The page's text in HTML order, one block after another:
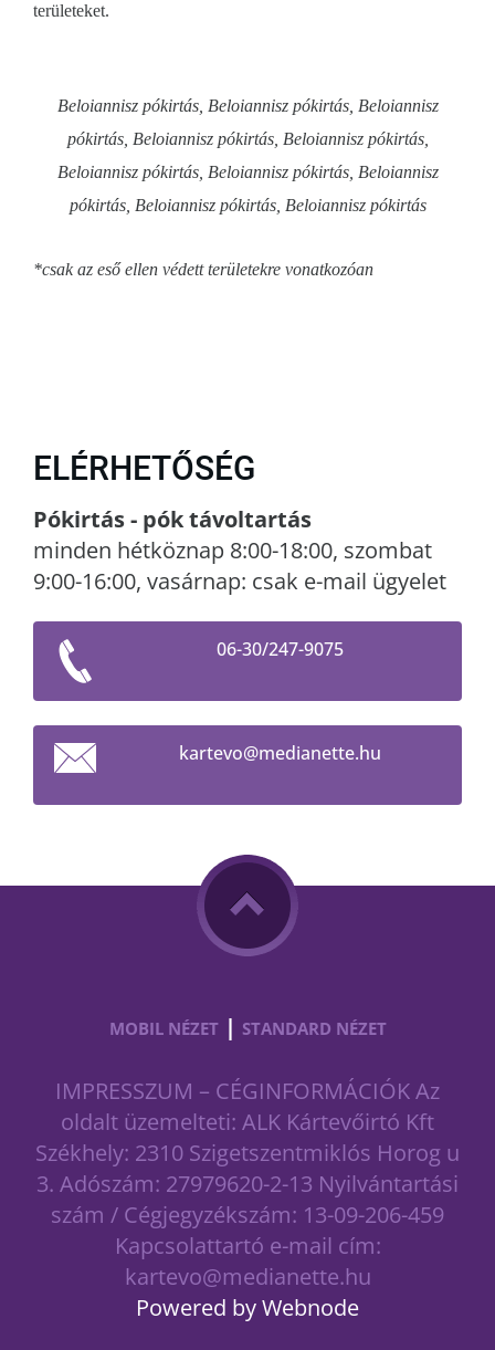
területeket.
Beloiannisz pókirtás, Beloiannisz pókirtás, Beloiannisz
pókirtás, Beloiannisz pókirtás, Beloiannisz pókirtás,
Beloiannisz pókirtás, Beloiannisz pókirtás, Beloiannisz
pókirtás, Beloiannisz pókirtás, Beloiannisz pókirtás
*csak az eső ellen védett területekre vonatkozóan
ELÉRHETŐSÉG
Pókirtás - pók távoltartás
minden hétköznap 8:00-18:00, szombat
9:00-16:00, vasárnap: csak e-mail ügyelet
06-30/247-9075
kartevo@medianette.hu
MOBIL NÉZET | STANDARD NÉZET
IMPRESSZUM – CÉGINFORMÁCIÓK Az
oldalt üzemelteti: ALK Kártevőirtó Kft
Székhely: 2310 Szigetszentmiklós Horog u
3. Adószám: 27979620-2-13 Nyilvántartási
szám / Cégjegyzékszám: 13-09-206-459
Kapcsolattartó e-mail cím:
kartevo@medianette.hu
Powered by Webnode